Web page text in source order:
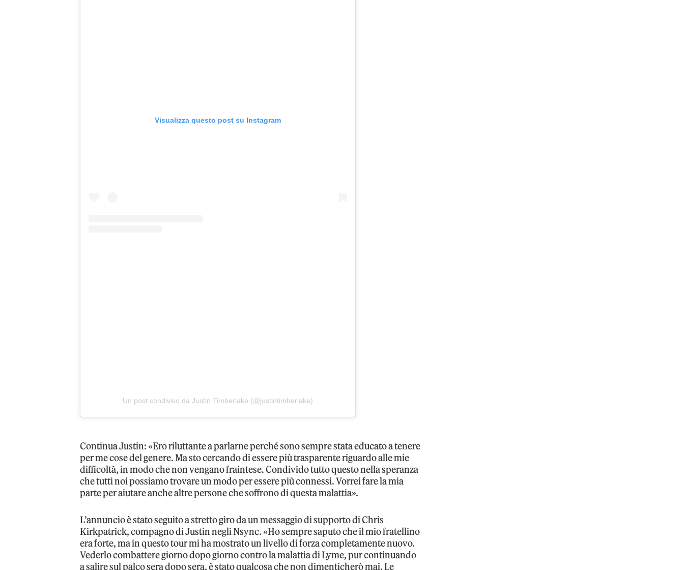
Visualizza questo post su Instagram
Un post condiviso da Justin Timberlake (@justintimberlake)
Continua Justin: «Ero riluttante a parlarne perché sono sempre stata educato a tenere
per me cose del genere. Ma sto cercando di essere più trasparente riguardo alle mie
difficoltà, in modo che non vengano fraintese. Condivido tutto questo nella speranza
che tutti noi possiamo trovare un modo per essere più connessi. Vorrei fare la mia
parte per aiutare anche altre persone che soffrono di questa malattia».
L’annuncio è stato seguito a stretto giro da un messaggio di supporto di Chris
Kirkpatrick, compagno di Justin negli Nsync. «Ho sempre saputo che il mio fratellino
era forte, ma in questo tour mi ha mostrato un livello di forza completamente nuovo.
Vederlo combattere giorno dopo giorno contro la malattia di Lyme, pur continuando
a salire sul palco sera dopo sera, è stato qualcosa che non dimenticherò mai. Le